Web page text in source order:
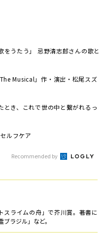
うたう」 忌野清志郎さんの歌と
Musical」作・演出・松尾スズ
き、これで世の中と繋がれるっ
ルフケア
Recommended by
スライムの舟」で芥川賞。著書に
ラジル」など。